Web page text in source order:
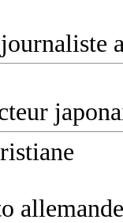
allemande